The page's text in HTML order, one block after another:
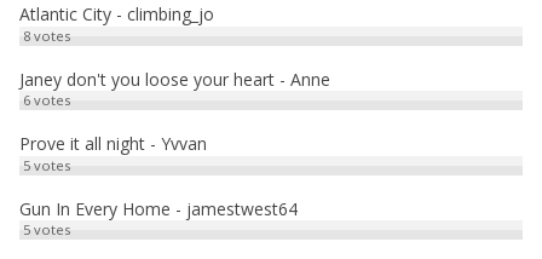
e
r
Atlantic City - climbing_jo
8votes
Janey don't you loose your heart - Anne
6votes
Prove it all night - Yvvan
5votes
Gun In Every Home - jamestwest64
5votes